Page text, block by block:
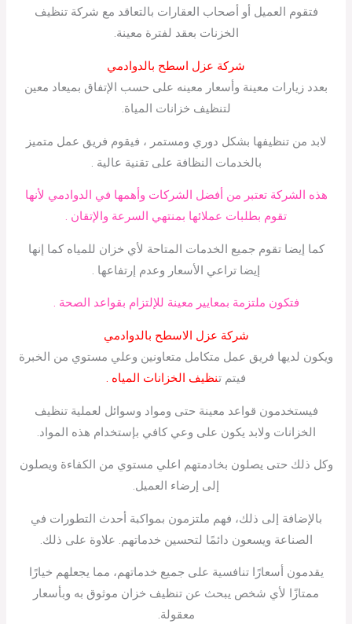
فتقوم العميل أو أصحاب العقارات بالتعاقد مع شركة تنظيف
الخزنات بعقد لفترة معينة.
شركة عزل اسطح بالدوادمي
بعدد زيارات معينة وأسعار معينه على حسب الإتفاق بميعاد معين
لتنظيف خزانات المياة.
لابد من تنظيفها بشكل دوري ومستمر ، فيقوم فريق عمل متميز
بالخدمات النظافة على تقنية عالية .
هذه الشركة تعتبر من أفضل الشركات وأهمها في الدوادمي لأنها
تقوم بطلبات عملائها بمنتهي السرعة والإتقان .
كما إيضا تقوم جميع الخدمات المتاحة لأي خزان للمياه كما إنها
إيضا تراعي الأسعار وعدم إرتفاعها .
فتكون ملتزمة بمعايير معينة للإلتزام بقواعد الصحة .
شركة عزل الاسطح بالدوادمي
ويكون لديها فريق عمل متكامل متعاونين وعلي مستوي من الخبرة
فيتم تنظيف الخزانات المياه .
فيستخدمون قواعد معينة حتى ومواد وسوائل لعملية تنظيف
الخزانات ولابد يكون على وعي كافي بإستخدام هذه المواد.
وكل ذلك حتى يصلون بخادمتهم اعلي مستوي من الكفاءة ويصلون
إلى إرضاء العميل.
بالإضافة إلى ذلك، فهم ملتزمون بمواكبة أحدث التطورات في
الصناعة ويسعون دائمًا لتحسين خدماتهم. علاوة على ذلك.
يقدمون أسعارًا تنافسية على جميع خدماتهم، مما يجعلهم خيارًا
ممتازًا لأي شخص يبحث عن تنظيف خزان موثوق به وبأسعار
معقولة.